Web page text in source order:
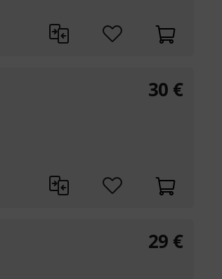
30 €
29 €